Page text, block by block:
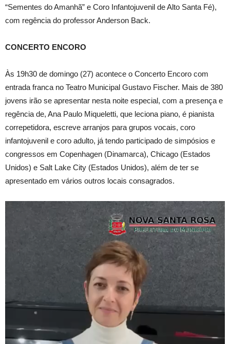
“Sementes do Amanhã” e Coro Infantojuvenil de Alto Santa Fé),
com regência do professor Anderson Back.
CONCERTO ENCORO
Às 19h30 de domingo (27) acontece o Concerto Encoro com
entrada franca no Teatro Municipal Gustavo Fischer. Mais de 380
jovens irão se apresentar nesta noite especial, com a presença e
regência de, Ana Paulo Miqueletti, que leciona piano, é pianista
correpetidora, escreve arranjos para grupos vocais, coro
infantojuvenil e coro adulto, já tendo participado de simpósios e
congressos em Copenhagen (Dinamarca), Chicago (Estados
Unidos) e Salt Lake City (Estados Unidos), além de ter se
apresentado em vários outros locais consagrados.